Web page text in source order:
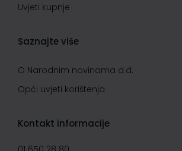
Uvjeti kupnje
Saznajte više
O Narodnim novinama d.d.
Opći uvjeti korištenja
Kontakt informacije